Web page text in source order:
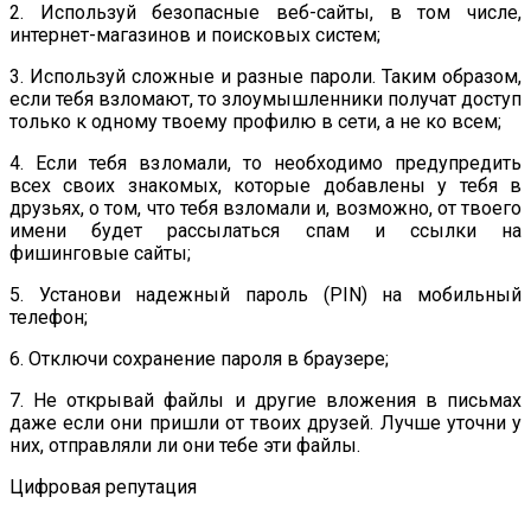
2. Используй безопасные веб-сайты, в том числе,
интернет-магазинов и поисковых систем;
3. Используй сложные и разные пароли. Таким образом,
если тебя взломают, то злоумышленники получат доступ
только к одному твоему профилю в сети, а не ко всем;
4. Если тебя взломали, то необходимо предупредить
всех своих знакомых, которые добавлены у тебя в
друзьях, о том, что тебя взломали и, возможно, от твоего
имени будет рассылаться спам и ссылки на
фишинговые сайты;
5. Установи надежный пароль (PIN) на мобильный
телефон;
6. Отключи сохранение пароля в браузере;
7. Не открывай файлы и другие вложения в письмах
даже если они пришли от твоих друзей. Лучше уточни у
них, отправляли ли они тебе эти файлы.
Цифровая репутация